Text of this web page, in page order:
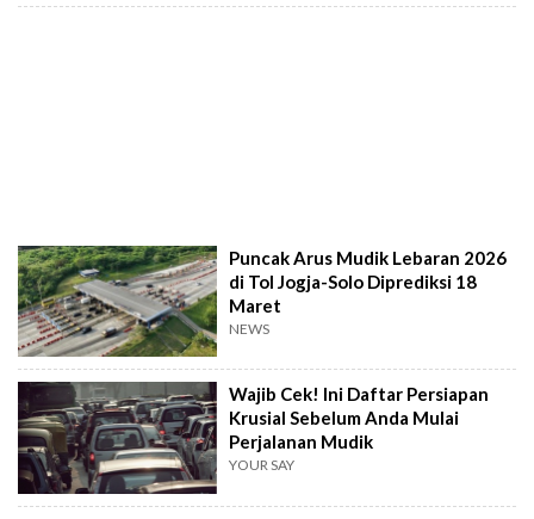
Puncak Arus Mudik Lebaran 2026
di Tol Jogja-Solo Diprediksi 18
Maret
NEWS
Wajib Cek! Ini Daftar Persiapan
Krusial Sebelum Anda Mulai
Perjalanan Mudik
YOUR SAY